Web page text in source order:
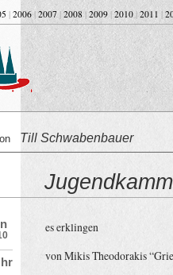
| 2006| 2007 | 2008 | 2009 | 2010| 2011 |
Till Schwabenbauer
es erklingen
von Mikis Theodorakis